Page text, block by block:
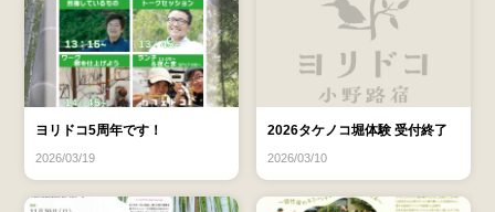
ヨリドコ5周年です！
2026/03/19
2026タケノコ堀体験 受付終了
2026/03/10